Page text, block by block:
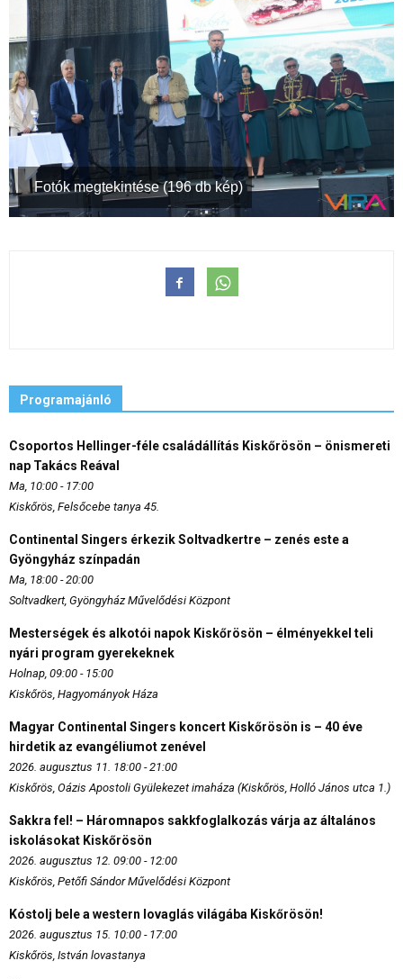
Fotók megtekintése (196 db kép)
Programajánló
Csoportos Hellinger-féle családállítás Kiskőrösön – önismereti
nap Takács Reával
Ma, 10:00 - 17:00
Kiskőrös, Felsőcebe tanya 45.
Continental Singers érkezik Soltvadkertre – zenés este a
Gyöngyház színpadán
Ma, 18:00 - 20:00
Soltvadkert, Gyöngyház Művelődési Központ
Mesterségek és alkotói napok Kiskőrösön – élményekkel teli
nyári program gyerekeknek
Holnap, 09:00 - 15:00
Kiskőrös, Hagyományok Háza
Magyar Continental Singers koncert Kiskőrösön is – 40 éve
hirdetik az evangéliumot zenével
2026. augusztus 11. 18:00 - 21:00
Kiskőrös, Oázis Apostoli Gyülekezet imaháza (Kiskőrös, Holló János utca 1.)
Sakkra fel! – Háromnapos sakkfoglalkozás várja az általános
iskolásokat Kiskőrösön
2026. augusztus 12. 09:00 - 12:00
Kiskőrös, Petőfi Sándor Művelődési Központ
Kóstolj bele a western lovaglás világába Kiskőrösön!
2026. augusztus 15. 10:00 - 17:00
Kiskőrös, István lovastanya